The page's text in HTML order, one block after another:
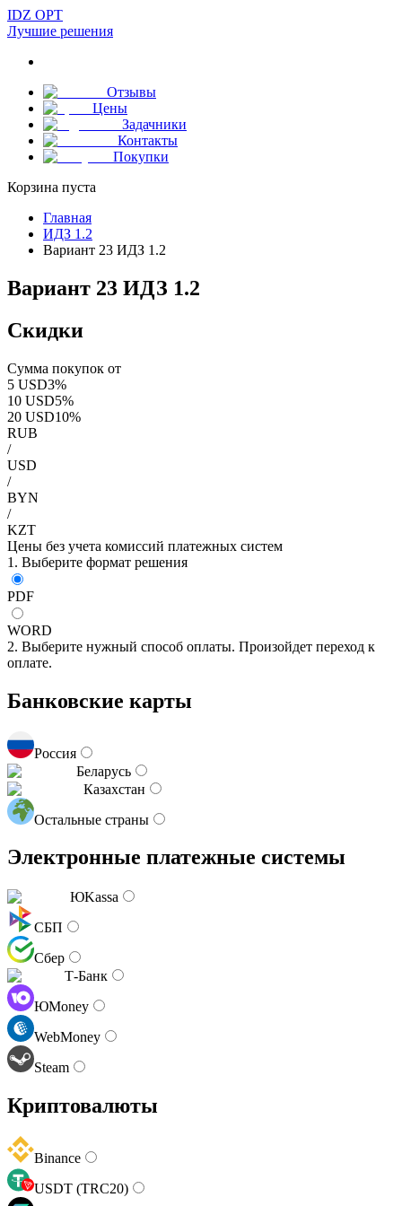
IDZ OPT
Лучшие решения
Отзывы
Цены
Задачники
Контакты
Покупки
Корзина пуста
Главная
ИДЗ 1.2
Вариант 23 ИДЗ 1.2
Вариант 23 ИДЗ 1.2
Скидки
Сумма покупок от
5 USD3%
10 USD5%
20 USD10%
RUB
/
USD
/
BYN
/
KZT
Цены без учета комиссий платежных систем
1. Выберите формат решения
PDF
WORD
2. Выберите нужный способ оплаты. Произойдет переход к
оплате.
Банковские карты
Россия
Беларусь
Казахстан
Остальные страны
Электронные платежные системы
ЮKassa
СБП
Сбер
Т-Банк
ЮMoney
WebMoney
Steam
Криптовалюты
Binance
USDT (TRC20)